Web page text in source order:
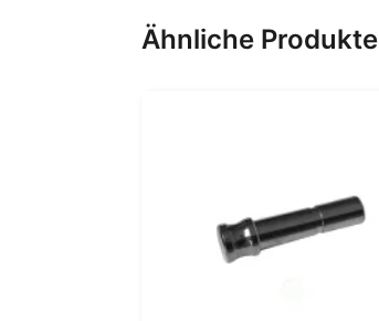
Ähnliche Produkte